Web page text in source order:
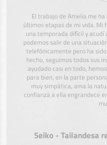
El trabajo de Amelia me
últimos etapas de mi vida. Mi
una temporada difícil y acudí
podemos salir de una
telefónicamente pero ha
hecho, seguimos todos sus
ayudado casi en todo,
para bien, en la parte
muy simpática, ama la
confianza a ella engrandece
Seiko - Tailandesa